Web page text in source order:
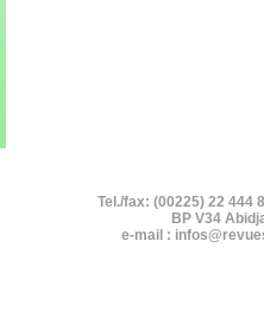
Tel./fax: (00225) 22 444
BP V34
e-mail :